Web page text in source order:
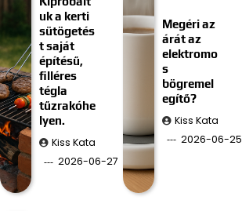
uk a kerti
sütögetés
t saját
építésű,
filléres
tégla
tűzrakóhe
lyen.
Kiss Kata
2026-06-27
Megéri az
árát az
elektromo
s
bögremel
egítő?
Kiss Kata
2026-06-25